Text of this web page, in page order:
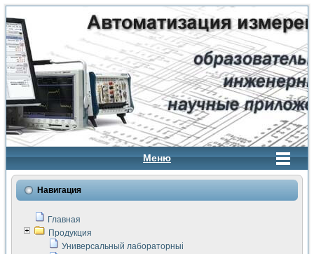
Меню
Навигация
Главная
Продукция
Универсальный лабораторный стенд "Сигнал-USB"